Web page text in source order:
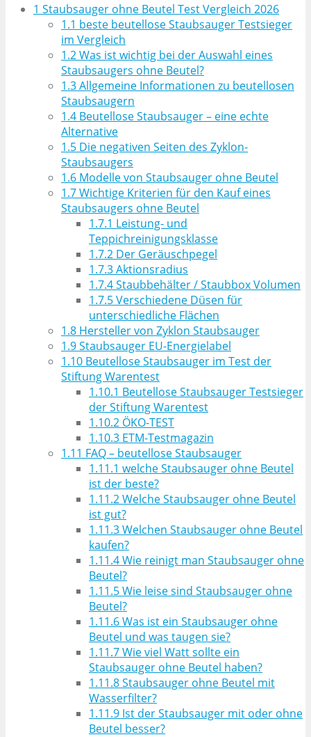
1 Staubsauger ohne Beutel Test Vergleich 2026
1.1 beste beutellose Staubsauger Testsieger
im Vergleich
1.2Was ist wichtig bei der Auswahl eines
Staubsaugers ohne Beutel?
1.3Allgemeine Informationen zu beutellosen
Staubsaugern
1.4 Beutellose Staubsauger – eine echte
Alternative
1.5 Die negativen Seiten des Zyklon-
Staubsaugers
1.6 Modelle von Staubsauger ohne Beutel
1.7Wichtige Kriterien für den Kauf eines
Staubsaugers ohne Beutel
1.7.1 Leistung- und
Teppichreinigungsklasse
1.7.2 Der Geräuschpegel
1.7.3Aktionsradius
1.7.4Staubbehälter / Staubbox Volumen
1.7.5Verschiedene Düsen für
unterschiedliche Flächen
1.8 Hersteller von Zyklon Staubsauger
1.9Staubsauger EU-Energielabel
1.10 Beutellose Staubsauger im Test der
Stiftung Warentest
1.10.1 Beutellose Staubsauger Testsieger
der Stiftung Warentest
1.10.2 ÖKO-TEST
1.10.3 ETM-Testmagazin
1.11 FAQ – beutellose Staubsauger
1.11.1 welche Staubsauger ohne Beutel
ist der beste?
1.11.2Welche Staubsauger ohne Beutel
ist gut?
1.11.3Welchen Staubsauger ohne Beutel
kaufen?
1.11.4Wie reinigt man Staubsauger ohne
Beutel?
1.11.5Wie leise sind Staubsauger ohne
Beutel?
1.11.6Was ist ein Staubsauger ohne
Beutel und was taugen sie?
1.11.7Wie viel Watt sollte ein
Staubsauger ohne Beutel haben?
1.11.8Staubsauger ohne Beutel mit
Wasserfilter?
1.11.9 Ist der Staubsauger mit oder ohne
Beutel besser?